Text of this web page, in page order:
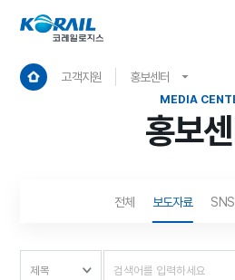
고객지원 홍보센터
MEDIA
홍보
전체 보도자료 SNS